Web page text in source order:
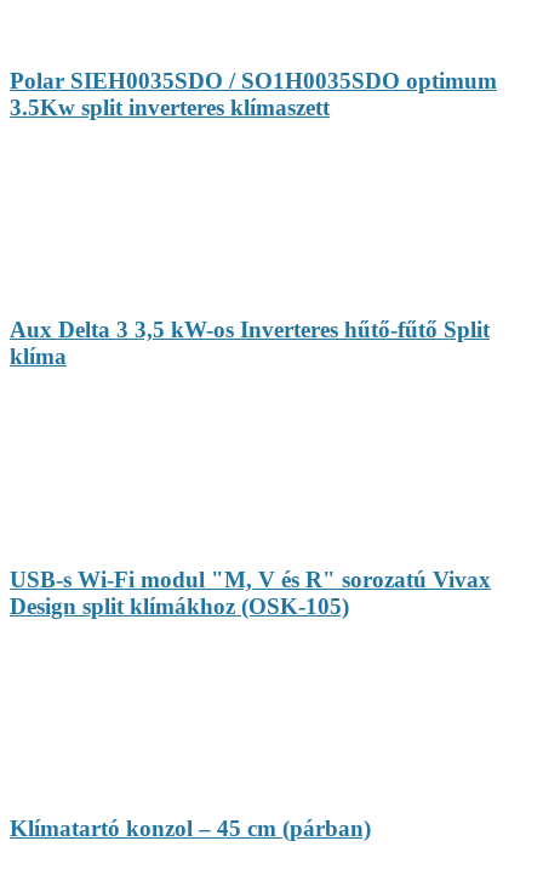
Polar SIEH0035SDO / SO1H0035SDO optimum
3.5Kw split inverteres klímaszett
Aux Delta 3 3,5 kW-os Inverteres hűtő-fűtő Split
klíma
USB-s Wi-Fi modul "M, V és R" sorozatú Vivax
Design split klímákhoz (OSK-105)
Klímatartó konzol – 45 cm (párban)